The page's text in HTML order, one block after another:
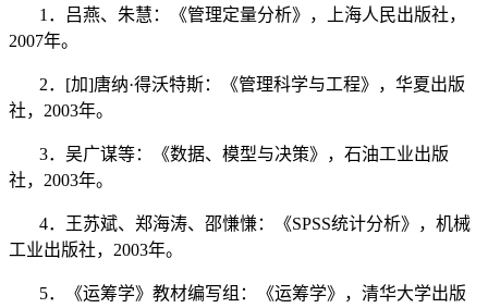
1 ．吕燕、朱慧：《管理定量分析》，上海人民出版社，
2007年。
2． [加]唐纳·得沃特斯：《管理科学与工程》，华夏出版
社， 2003年。
3．吴广谋等：《数据、模型与决策》，石油工业出版
社， 2003年。
4．王苏斌、郑海涛、邵慊慊：《SPSS统计分析》，机械
工业出版社， 2003年。
5．《运筹学》教材编写组：《运筹学》，清华大学出版